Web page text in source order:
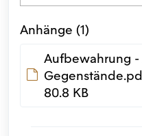
Anhänge (1)
Aufbewahrung -
80.8 KB